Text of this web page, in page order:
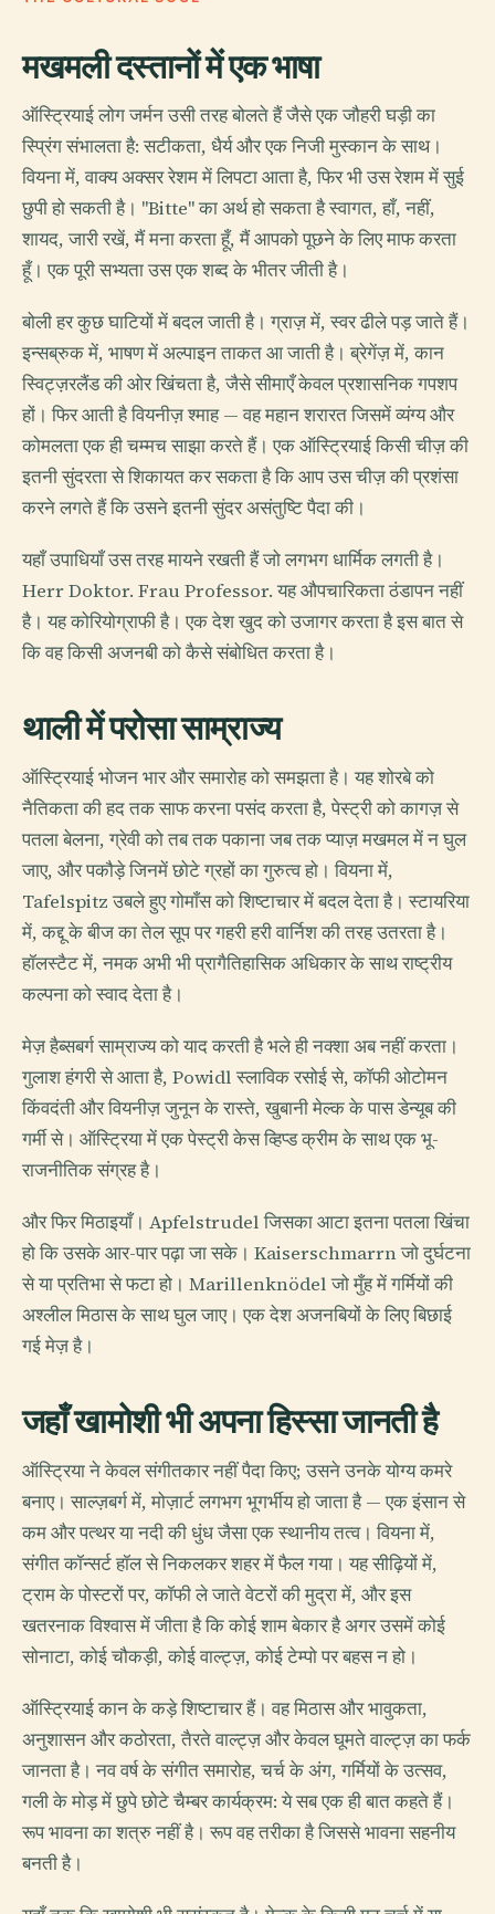
मखमली दस्तानों में एक भाषा
ऑस्ट्रियाई लोग जर्मन उसी तरह बोलते हैं जैसे एक जौहरी घड़ी का
स्प्रिंग संभालता है: सटीकता, धैर्य और एक निजी मुस्कान के साथ।
वियना में, वाक्य अक्सर रेशम में लिपटा आता है, फिर भी उस रेशम में सुई
छुपी हो सकती है। "Bitte" का अर्थ हो सकता है स्वागत, हाँ, नहीं,
शायद, जारी रखें, मैं मना करता हूँ, मैं आपको पूछने के लिए माफ करता
हूँ। एक पूरी सभ्यता उस एक शब्द के भीतर जीती है।
बोली हर कुछ घाटियों में बदल जाती है। ग्राज़ में, स्वर ढीले पड़ जाते हैं।
इन्सब्रुक में, भाषण में अल्पाइन ताकत आ जाती है। ब्रेगेंज़ में, कान
स्विट्ज़रलैंड की ओर खिंचता है, जैसे सीमाएँ केवल प्रशासनिक गपशप
हों। फिर आती है वियनीज़ श्माह — वह महान शरारत जिसमें व्यंग्य और
कोमलता एक ही चम्मच साझा करते हैं। एक ऑस्ट्रियाई किसी चीज़ की
इतनी सुंदरता से शिकायत कर सकता है कि आप उस चीज़ की प्रशंसा
करने लगते हैं कि उसने इतनी सुंदर असंतुष्टि पैदा की।
यहाँ उपाधियाँ उस तरह मायने रखती हैं जो लगभग धार्मिक लगती है।
Herr Doktor. Frau Professor. यह औपचारिकता ठंडापन नहीं
है। यह कोरियोग्राफी है। एक देश खुद को उजागर करता है इस बात से
कि वह किसी अजनबी को कैसे संबोधित करता है।
थाली में परोसा साम्राज्य
ऑस्ट्रियाई भोजन भार और समारोह को समझता है। यह शोरबे को
नैतिकता की हद तक साफ करना पसंद करता है, पेस्ट्री को कागज़ से
पतला बेलना, ग्रेवी को तब तक पकाना जब तक प्याज़ मखमल में न घुल
जाए, और पकौड़े जिनमें छोटे ग्रहों का गुरुत्व हो। वियना में,
Tafelspitz उबले हुए गोमाँस को शिष्टाचार में बदल देता है। स्टायरिया
में, कद्दू के बीज का तेल सूप पर गहरी हरी वार्निश की तरह उतरता है।
हॉलस्टैट में, नमक अभी भी प्रागैतिहासिक अधिकार के साथ राष्ट्रीय
कल्पना को स्वाद देता है।
मेज़ हैब्सबर्ग साम्राज्य को याद करती है भले ही नक्शा अब नहीं करता।
गुलाश हंगरी से आता है, Powidl स्लाविक रसोई से, कॉफी ओटोमन
किंवदंती और वियनीज़ जुनून के रास्ते, खुबानी मेल्क के पास डेन्यूब की
गर्मी से। ऑस्ट्रिया में एक पेस्ट्री केस व्हिप्ड क्रीम के साथ एक भू-
राजनीतिक संग्रह है।
और फिर मिठाइयाँ। Apfelstrudel जिसका आटा इतना पतला खिंचा
हो कि उसके आर-पार पढ़ा जा सके। Kaiserschmarrn जो दुर्घटना
से या प्रतिभा से फटा हो। Marillenknödel जो मुँह में गर्मियों की
अश्लील मिठास के साथ घुल जाए। एक देश अजनबियों के लिए बिछाई
गई मेज़ है।
जहाँ खामोशी भी अपना हिस्सा जानती है
ऑस्ट्रिया ने केवल संगीतकार नहीं पैदा किए; उसने उनके योग्य कमरे
बनाए। साल्ज़बर्ग में, मोज़ार्ट लगभग भूगर्भीय हो जाता है — एक इंसान से
कम और पत्थर या नदी की धुंध जैसा एक स्थानीय तत्व। वियना में,
संगीत कॉन्सर्ट हॉल से निकलकर शहर में फैल गया। यह सीढ़ियों में,
ट्राम के पोस्टरों पर, कॉफी ले जाते वेटरों की मुद्रा में, और इस
खतरनाक विश्वास में जीता है कि कोई शाम बेकार है अगर उसमें कोई
सोनाटा, कोई चौकड़ी, कोई वाल्ट्ज़, कोई टेम्पो पर बहस न हो।
ऑस्ट्रियाई कान के कड़े शिष्टाचार हैं। वह मिठास और भावुकता,
अनुशासन और कठोरता, तैरते वाल्ट्ज़ और केवल घूमते वाल्ट्ज़ का फर्क
जानता है। नव वर्ष के संगीत समारोह, चर्च के अंग, गर्मियों के उत्सव,
गली के मोड़ में छुपे छोटे चैम्बर कार्यक्रम: ये सब एक ही बात कहते हैं।
रूप भावना का शत्रु नहीं है। रूप वह तरीका है जिससे भावना सहनीय
बनती है।